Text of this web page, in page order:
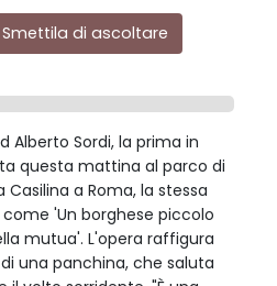
Smettila di ascoltare
Alberto Sordi, la prima in
questa mattina al parco di
Casilina a Roma, la stessa
'Un borghese piccolo
mutua'. L'opera raffigura
una panchina, che saluta